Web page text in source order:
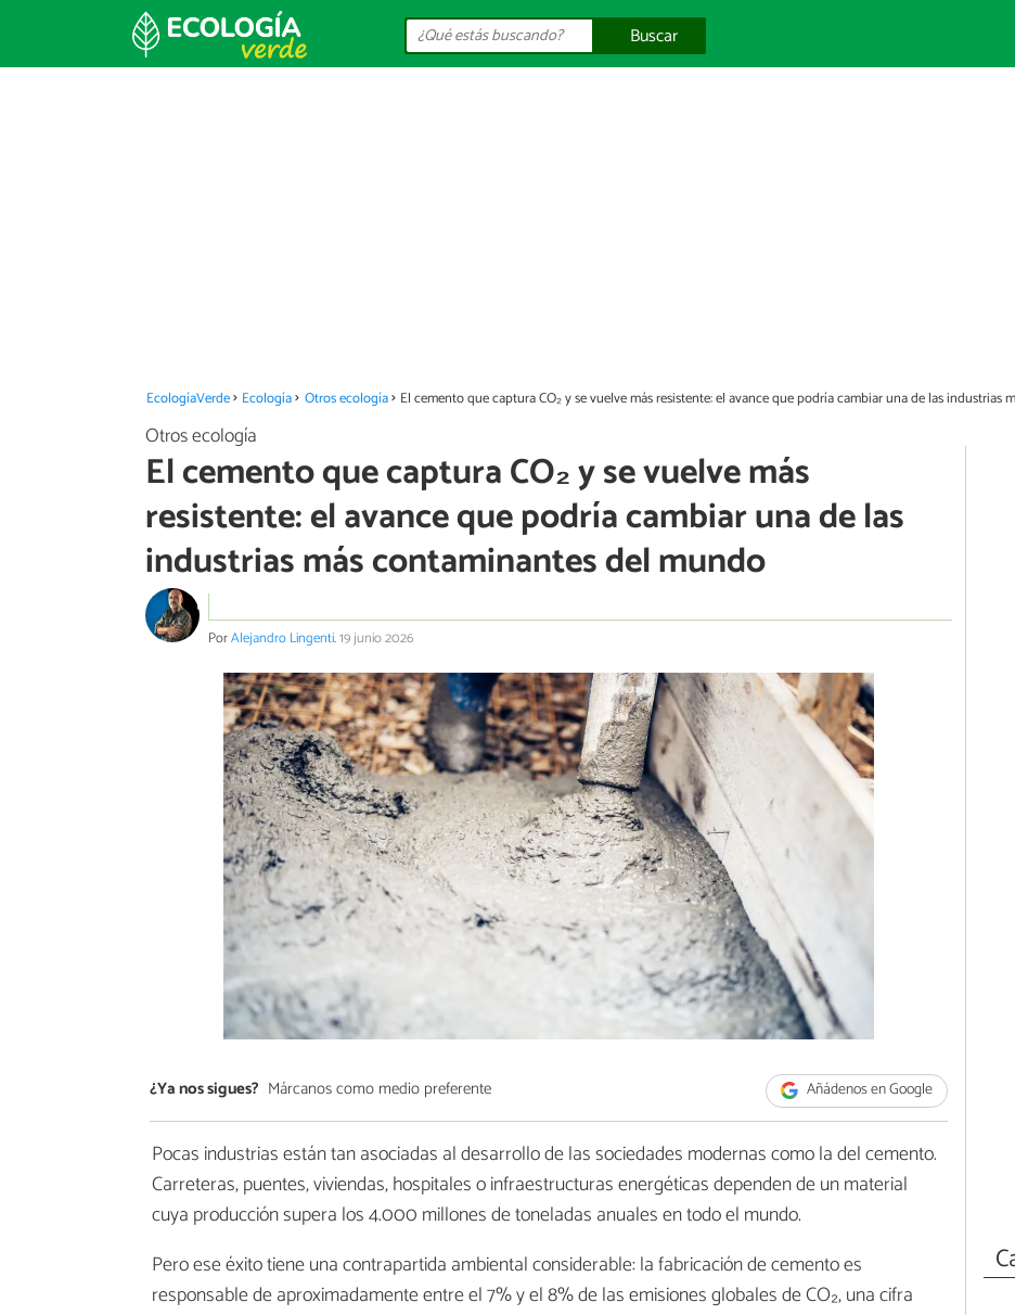
Buscar
EcologíaVerde Ecología Otros ecología El cemento que captura CO₂ y se vuelve más resistente: el avance que podría cambiar una de las industrias
Otros ecología
El cemento que captura CO₂ y se vuelve más
resistente: el avance que podría cambiar una de las
industrias más contaminantes del mundo
PorAlejandro Lingenti.19 junio 2026
¿Ya nos sigues? Márcanos como medio preferente Añádenos en Google
Pocas industrias están tan asociadas al desarrollo de las sociedades modernas como la del cemento.
Carreteras, puentes, viviendas, hospitales o infraestructuras energéticas dependen de un material
cuya producción supera los 4.000 millones de toneladas anuales en todo el mundo.
Pero ese éxito tiene una contrapartida ambiental considerable: la fabricación de cemento es
responsable de aproximadamente entre el 7% y el 8% de las emisiones globales de CO₂, una cifra